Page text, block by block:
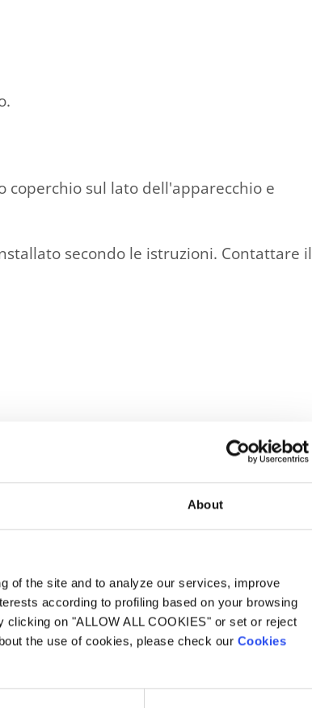
About
of the site and to analyze our services, improve
according to profiling based on your browsing
on "ALLOW ALL COOKIES" or set or reject
the use of cookies, please check our Cookies
coperchio sul lato dell'apparecchio e
secondo le istruzioni. Contattare il